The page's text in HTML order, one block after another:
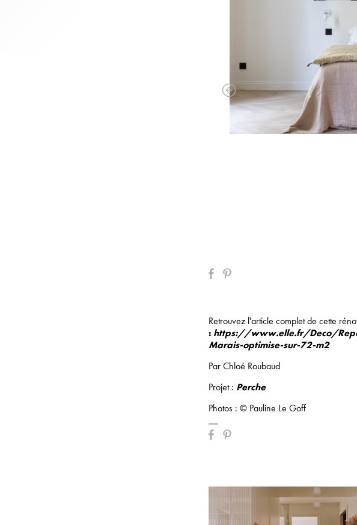
Retrouvez l'article complet de cette
: https://www.elle.fr/Deco/
Marais-optimise-sur-72-m2
ParChloé Roubaud
Projet : Perche
Photos : © Pauline Le Goff